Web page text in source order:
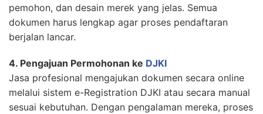
pemohon, dan desain merek yang jelas. Semua
dokumen harus lengkap agar proses pendaftaran
berjalan lancar.
4. Pengajuan Permohonan ke DJKI
Jasa profesional mengajukan dokumen secara online
melalui sistem e-Registration DJKI atau secara manual
sesuai kebutuhan. Dengan pengalaman mereka, proses